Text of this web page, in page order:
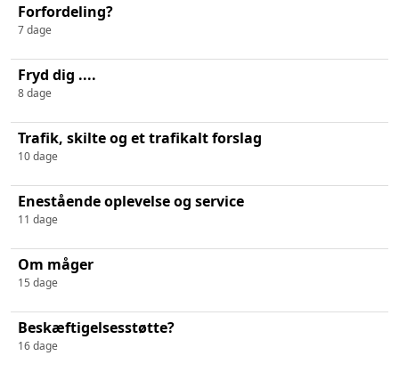
Forfordeling?
7 dage
Fryd dig ....
8 dage
Trafik, skilte og et trafikalt forslag
10 dage
Enestående oplevelse og service
11 dage
Om måger
15 dage
Beskæftigelsesstøtte?
16 dage